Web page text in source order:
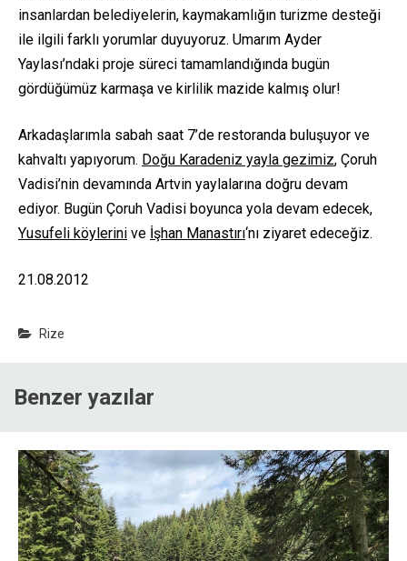
insanlardan belediyelerin, kaymakamlığın turizme desteği
ile ilgili farklı yorumlar duyuyoruz. Umarım Ayder
Yaylası’ndaki proje süreci tamamlandığında bugün
gördüğümüz karmaşa ve kirlilik mazide kalmış olur!
Arkadaşlarımla sabah saat 7’de restoranda buluşuyor ve
kahvaltı yapıyorum. Doğu Karadeniz yayla gezimiz, Çoruh
Vadisi’nin devamında Artvin yaylalarına doğru devam
ediyor. Bugün Çoruh Vadisi boyunca yola devam edecek,
Yusufeli köylerini ve İşhan Manastırı‘nı ziyaret edeceğiz.
21.08.2012
Rize
Benzer yazılar